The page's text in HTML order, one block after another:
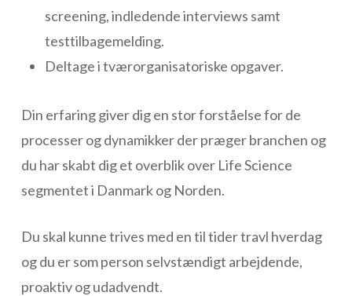
screening, indledende interviews samt
testtilbagemelding.
Deltage i tværorganisatoriske opgaver.
Din erfaring giver dig en stor forståelse for de
processer og dynamikker der præger branchen og
du har skabt dig et overblik over Life Science
segmentet i Danmark og Norden.
Du skal kunne trives med en til tider travl hverdag
og du er som person selvstændigt arbejdende,
proaktiv og udadvendt.